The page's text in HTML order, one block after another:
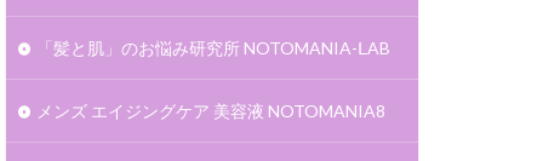
「髪と肌」のお悩み研究所 NOTOMANIA-ⅬAB
メンズ エイジングケア 美容液 NOTOMANIA8